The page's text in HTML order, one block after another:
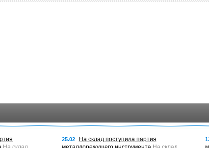
25.02
На склад поступила партия